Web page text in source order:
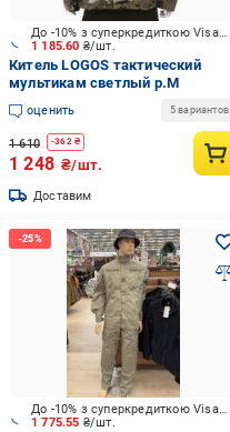
1 185.60 ₴/шт.
До -10% з суперкредиткою Visa Вигода
Китель LOGOS тактический
мультикам светлый р.M
оценить 5 вариантов
1 610 -362₴
1 248 ₴/шт.
Доставим
1 775.55 ₴/шт.
До -10% з суперкредиткою Visa Вигода